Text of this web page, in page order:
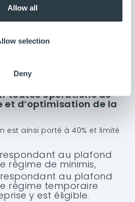
Allow all
selection
Deny
utilisés pour des
transformation ou de
équipements dont
de conception,
toutes opérations de
et d’optimisation de la
est ainsi porté à 40% et limité
au plafond
régime de minimis,
au plafond
régime temporaire
y est éligible.